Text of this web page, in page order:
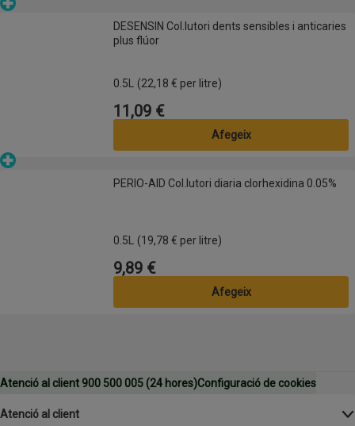
DESENSIN Col.lutori dents sensibles i anticaries plus flúor
Parafarmàcia
DESENSIN Col.lutori dents sensibles i anticaries
plus flúor
0.5L (22,18 € per litre)
Preu
11,09 €
Afegeix
PERIO-AID Col.lutori diaria clorhexidina 0.05%
Parafarmàcia
PERIO-AID Col.lutori diaria clorhexidina 0.05%
0.5L (19,78 € per litre)
Preu
9,89 €
Afegeix
Atenció al client 900 500 005 (24 hores)Configuració de cookies
Atenció al client